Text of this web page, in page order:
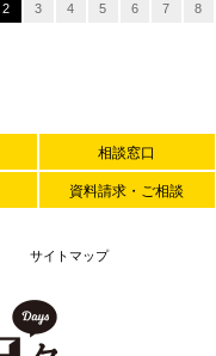
2 3 4 5 6 7 8
相談窓口
資料請求・ご相談
サイトマップ